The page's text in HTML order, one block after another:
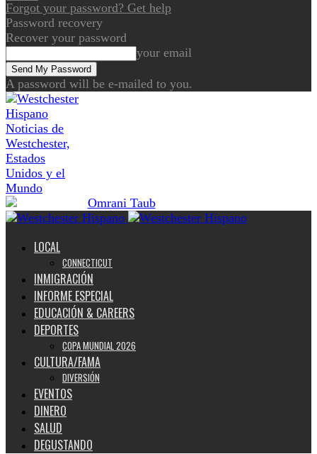
Forgot your password? Get help
Password recovery
Recover your password
your email
A password will be e-mailed to you.
Noticias de
Westchester,
Estados
Unidos y el
Mundo
LOCAL
CONNECTICUT
INMIGRACIÓN
INFORME ESPECIAL
EDUCACIÓN & CAREERS
DEPORTES
COPA MUNDIAL 2026
CULTURA/FAMA
DIVERSIÓN
EVENTOS
DINERO
SALUD
DEGUSTANDO